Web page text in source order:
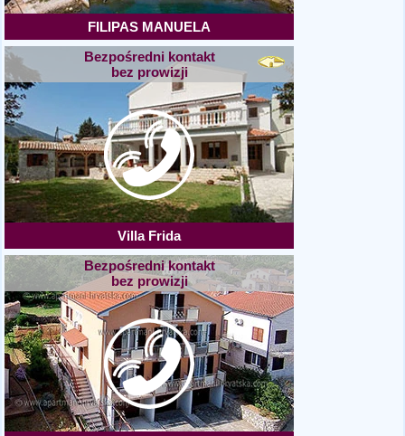
FILIPAS MANUELA
Villa Frida
Bezpośredni kontakt
bez prowizji
Bezpośredni kontakt
bez prowizji